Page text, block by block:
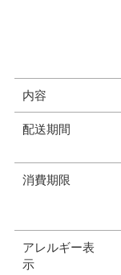
内容
配送期間
消費期限
アレルギー表
示